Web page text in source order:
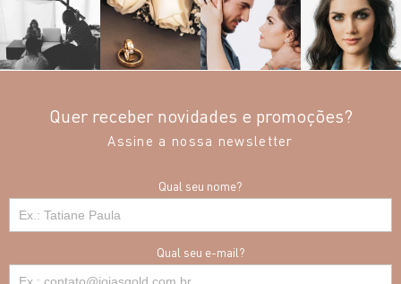
Quer receber novidades e promoções?
Assine a nossa newsletter
Qual seu nome?
Qual seu e-mail?